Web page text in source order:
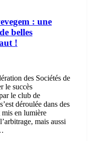
: une
belles
!
des Sociétés de
le succès
le club de
déroulée dans des
mis en lumière
mais aussi